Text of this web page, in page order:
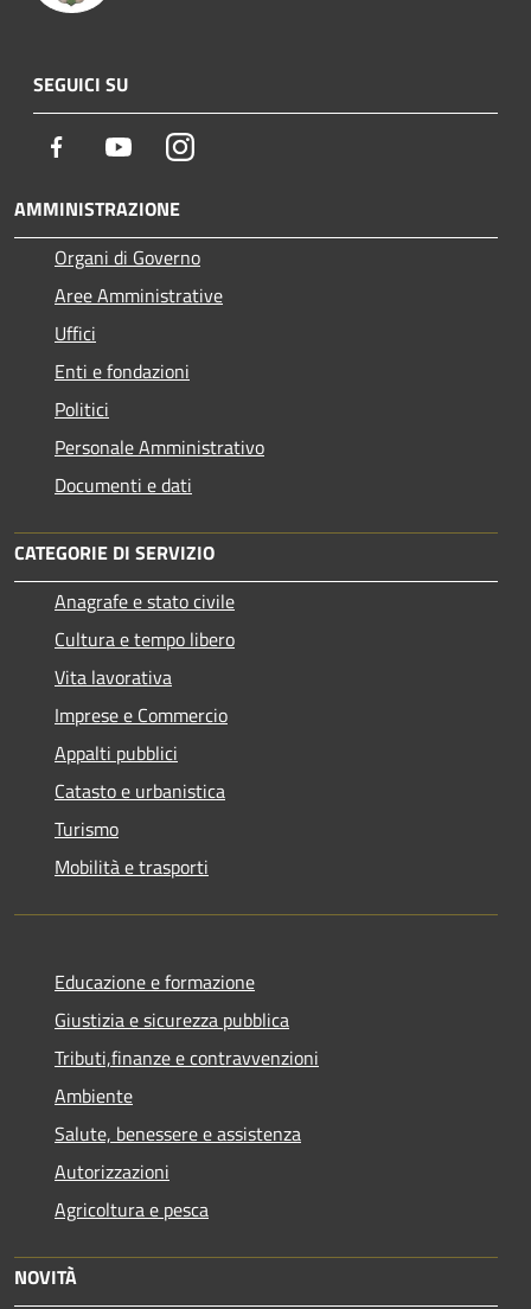
SEGUICI SU
Facebook YoutubeInstagram
AMMINISTRAZIONE
Organi di Governo
Aree Amministrative
Uffici
Enti e fondazioni
Politici
Personale Amministrativo
Documenti e dati
CATEGORIE DI SERVIZIO
Anagrafe e stato civile
Cultura e tempo libero
Vita lavorativa
Imprese e Commercio
Appalti pubblici
Catasto e urbanistica
Turismo
Mobilità e trasporti
Educazione e formazione
Giustizia e sicurezza pubblica
Tributi,finanze e contravvenzioni
Ambiente
Salute, benessere e assistenza
Autorizzazioni
Agricoltura e pesca
NOVITÀ